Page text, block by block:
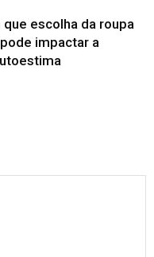
escolha da roupa
impactar a